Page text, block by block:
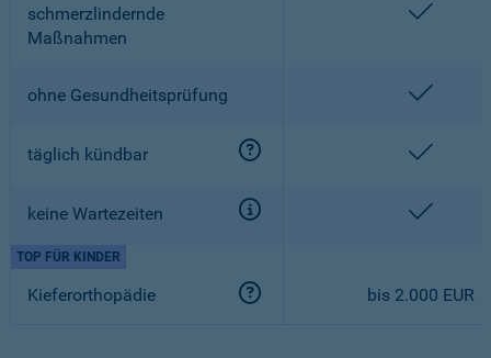
schmerzlindernde
Maßnahmen
ohne Gesundheitsprüfung
täglich kündbar
keine Wartezeiten
TOP FÜR KINDER
Kieferorthopädie bis 2.000 EUR